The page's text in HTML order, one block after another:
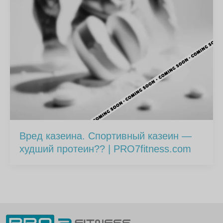
Вред казеина. Спортивный казеин —
худший протеин?? | PRO7fitness.com